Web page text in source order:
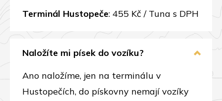
Terminál Hustopeče: 455 Kč / Tuna s DPH
Naložíte mi písek do vozíku?
Ano naložíme, jen na terminálu v
Hustopečích, do pískovny nemají vozíky